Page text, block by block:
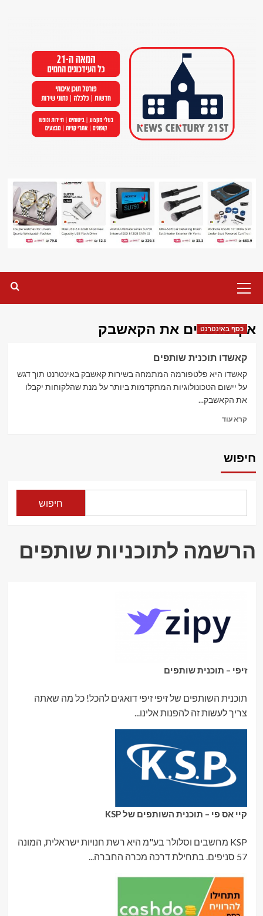
Menu
איך מושכים את הקאשבק
כסף באינטרנט
קאשדו תוכנית שותפים
קאשדו היא פלטפורמה המתמחה בשירות קאשבק באינטרנט תוך דגש
על יישום הטכונולוגיות המתקדמות ביותר על מנת שהלקוחות יקבלו
את הקאשבק...
קרא עודRead
שותפים
חיפוש
חיפוש
הרשמה לתוכניות שותפים
זיפי – תוכנית שותפים
תוכנית השותפים של זיפי זיפי דואגים להכל! כל מה שאתה
צריך לעשות זה להפנות אלינו...
קיי אס פי – תוכנית השותפים של KSP
KSP מחשבים וסלולר בע"מ היא רשת חנויות ישראלית, המונה
57 סניפים. בתחילת דרכה מכרה החברה...